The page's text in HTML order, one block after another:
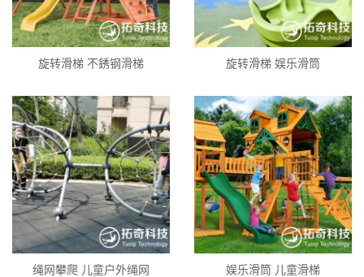
旋转滑梯 不銹钢滑梯 旋转滑梯 娱乐滑筒
绳网攀爬 儿童户外绳网 娱乐滑筒 儿童滑梯